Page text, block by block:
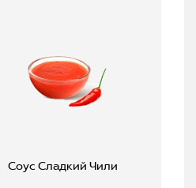
Соус Сладкий Чили